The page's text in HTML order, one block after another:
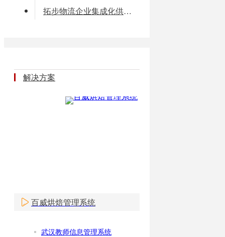
拓步物流企业集成化供应链系统解决方案
解决方案
百威烘焙管理系统
武汉教师信息管理系统